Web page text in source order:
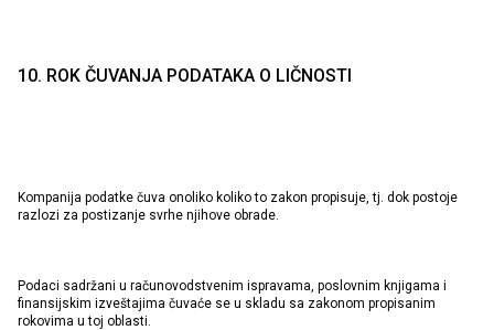
10. ROK ČUVANJA PODATAKA O LIČNOSTI
Kompanija podatke čuva onoliko koliko to zakon propisuje, tj. dok postoje
razlozi za postizanje svrhe njihove obrade.
Podaci sadržani u računovodstvenim ispravama, poslovnim knjigama i
finansijskim izveštajima čuvaće se u skladu sa zakonom propisanim
rokovima u toj oblasti.